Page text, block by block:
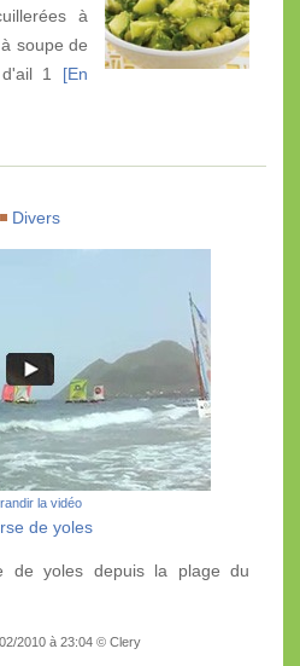
à
soupe de
1 [En
Divers
la vidéo
de yoles
de yoles depuis la plage du
2010 à 23:04 © Clery